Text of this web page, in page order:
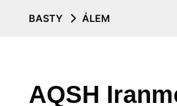
BASTY ÁLEM
AQSH